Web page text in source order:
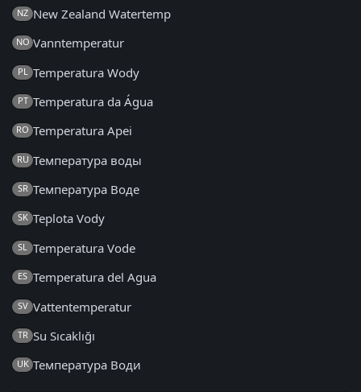
NZ New Zealand Watertemp
NO Vanntemperatur
PL Temperatura Wody
PT Temperatura da Água
RO Temperatura Apei
RU Температура воды
SR Температура Воде
SK Teplota Vody
SL Temperatura Vode
ES Temperatura del Agua
SV Vattentemperatur
TR Su Sıcaklığı
UK Температура Води